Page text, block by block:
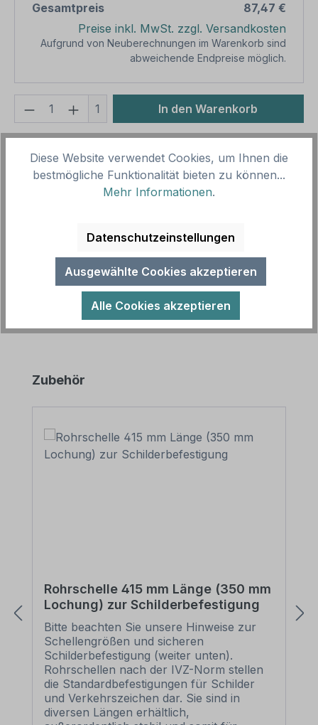
Gesamtpreis
87,47 €
Preise inkl. MwSt. zzgl. Versandkosten
Aufgrund von Neuberechnungen im Warenkorb sind
abweichende Endpreise möglich.
Produkt Anzahl: Gib den
1 In den Warenkorb
Vorlagenummer: LW-G-12
Hofschild Zierkürbisse. Verkaufsschilder für Ihren
führen zahlreiche Obst- u…Mehr
Produktgalerie überspringen
Zubehör
Rohrschelle 415 mm Länge (350 mm
Lochung) zur Schilderbefestigung
Bitte beachten Sie unsere Hinweise zur
Schellengrößen und sicheren
Schilderbefestigung (weiter unten).
Rohrschellen nach der IVZ-Norm stellen
die Standardbefestigungen für Schilder
und Verkehrszeichen dar. Sie sind in
diversen Längen erhältlich,
Diese Website verwendet Cookies, um Ihnen die
bestmögliche Funktionalität bieten zu können...
Mehr Informationen.
Datenschutzeinstellungen
Ausgewählte Cookies akzeptieren
Alle Cookies akzeptieren